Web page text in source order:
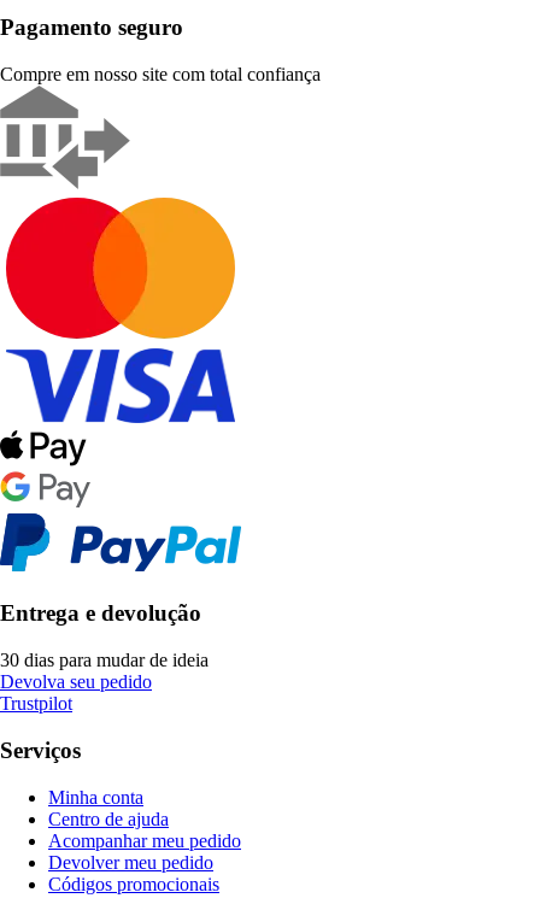
Pagamento seguro
Compre em nosso site com total confiança
Entrega e devolução
30 dias para mudar de ideia
Devolva seu pedido
Trustpilot
Serviços
Minha conta
Centro de ajuda
Acompanhar meu pedido
Devolver meu pedido
Códigos promocionais